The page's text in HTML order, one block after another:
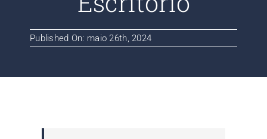
Published On: maio 26th, 2024